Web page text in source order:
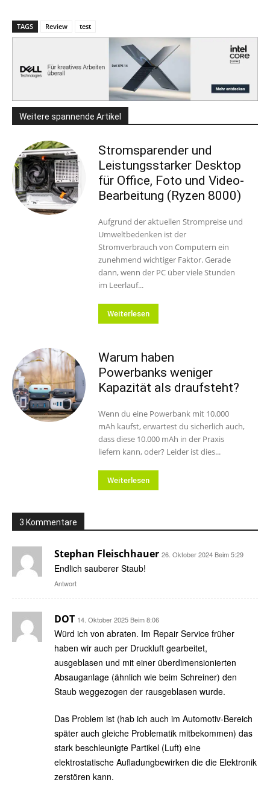
TAGS Review test
Weitere spannende Artikel
Stromsparender und
Leistungsstarker Desktop
für Office, Foto und Video-
Bearbeitung (Ryzen 8000)
Aufgrund der aktuellen Strompreise und
Umweltbedenken ist der
Stromverbrauch von Computern ein
zunehmend wichtiger Faktor. Gerade
dann, wenn der PC über viele Stunden
im Leerlauf...
Weiterlesen
Warum haben
Powerbanks weniger
Kapazität als draufsteht?
Wenn du eine Powerbank mit 10.000
mAh kaufst, erwartest du sicherlich auch,
dass diese 10.000 mAh in der Praxis
liefern kann, oder? Leider ist dies...
Weiterlesen
3 Kommentare
Stephan Fleischhauer 26. Oktober 2024 Beim 5:29
Endlich sauberer Staub!
Antwort
DOT 14. Oktober 2025 Beim 8:06
Würd ich von abraten. Im Repair Service früher
haben wir auch per Druckluft gearbeitet,
ausgeblasen und mit einer überdimensionierten
Absauganlage (ähnlich wie beim Schreiner) den
Staub weggezogen der rausgeblasen wurde.
Das Problem ist (hab ich auch im Automotiv-Bereich
später auch gleiche Problematik mitbekommen) das
stark beschleunigte Partikel (Luft) eine
elektrostatische Aufladungbewirken die die Elektronik
zerstören kann.